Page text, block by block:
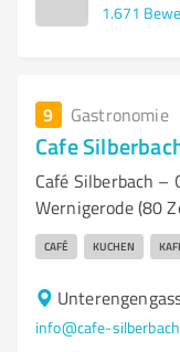
1.671
9 Gastronomie
Cafe
Café Silberbach –
Wernigerode (80
CAFÉ KUCHEN
info@cafe-